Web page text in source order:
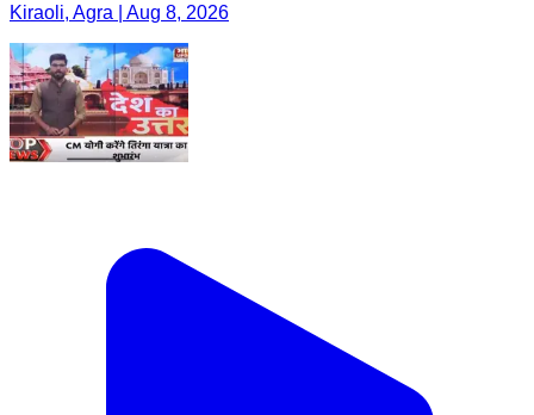
Kiraoli, Agra | Aug 8, 2026